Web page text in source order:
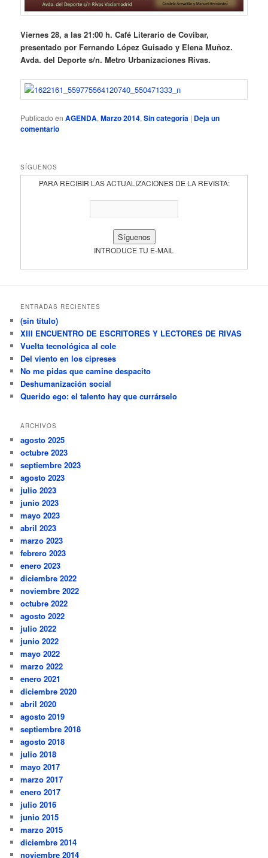
Viernes 28, a las 21:00 h. Café Literario de Covibar,
presentado por Fernando López Guisado y Elena Muñoz.
Avda. del Deporte s/n. Metro Urbanizaciones Rivas.
Publicado en AGENDA,Marzo 2014,Sin categoría | Deja un
comentario
SÍGUENOS
PARA RECIBIR LAS ACTUALIZACIONES DE LA REVISTA:
INTRODUCE TU E-MAIL
ENTRADAS RECIENTES
(sin título)
XIII ENCUENTRO DE ESCRITORES Y LECTORES DE RIVAS
Vuelta tecnológica al cole
Del viento en los cipreses
No me pidas que camine despacito
Deshumanización social
Querido ego: el talento hay que currárselo
ARCHIVOS
agosto 2025
octubre 2023
septiembre 2023
agosto 2023
julio 2023
junio 2023
mayo 2023
abril 2023
marzo 2023
febrero 2023
enero 2023
diciembre 2022
noviembre 2022
octubre 2022
agosto 2022
julio 2022
junio 2022
mayo 2022
marzo 2022
enero 2021
diciembre 2020
abril 2020
agosto 2019
septiembre 2018
agosto 2018
julio 2018
mayo 2017
marzo 2017
enero 2017
julio 2016
junio 2015
marzo 2015
diciembre 2014
noviembre 2014